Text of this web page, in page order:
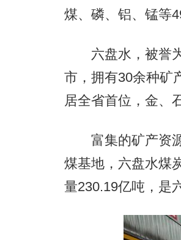
煤、磷、铝、锰等
六盘水，被誉为“
市，拥有30余种矿
居全省首位，金、
富集的矿产资源
煤基地，六盘水煤
量230.19亿吨，是